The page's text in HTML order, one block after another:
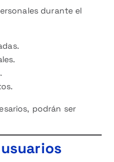
durante el
podrán ser